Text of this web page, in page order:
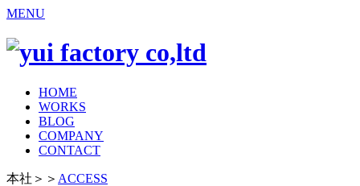
MENU
HOME
WORKS
BLOG
COMPANY
CONTACT
本社 ＞＞ ACCESS